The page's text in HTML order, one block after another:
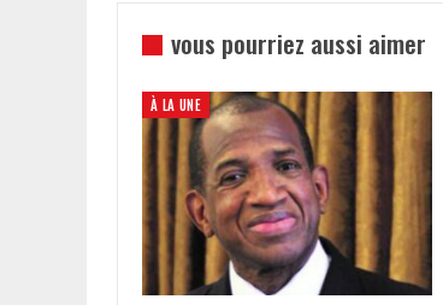
vous pourriez aussi aimer
À LA UNE